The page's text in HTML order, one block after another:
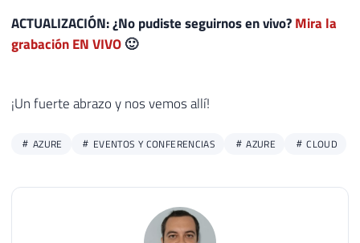
ACTUALIZACIÓN: ¿No pudiste seguirnos en vivo?Mira la
grabación EN VIVO🙂
¡Un fuerte abrazo y nos vemos allí!
AZURE EVENTOS Y CONFERENCIAS AZURE CLOUD